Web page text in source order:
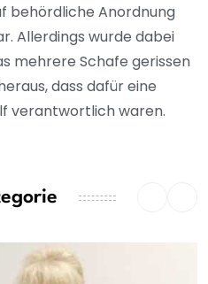
behördliche Anordnung
Allerdings wurde dabei
mehrere Schafe gerissen
dass dafür eine
verantwortlich waren.